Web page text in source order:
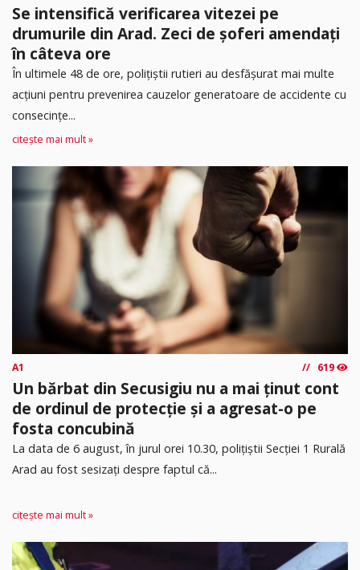
Se intensifică verificarea vitezei pe
drumurile din Arad. Zeci de șoferi amendați
în câteva ore
În ultimele 48 de ore, polițiștii rutieri au desfășurat mai multe
acțiuni pentru prevenirea cauzelor generatoare de accidente cu
consecințe...
citește mai mult »
A1 619
Un bărbat din Secusigiu nu a mai ținut cont
de ordinul de protecție și a agresat-o pe
fosta concubină
​La data de 6 august, în jurul orei 10.30, polițiștii Secției 1 Rurală
Arad au fost sesizați despre faptul că...
citește mai mult »